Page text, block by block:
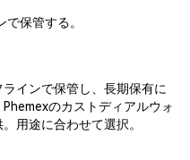
保管する。
インで保管し、長期保有に
のカストディアルウォ
用途に合わせて選択。